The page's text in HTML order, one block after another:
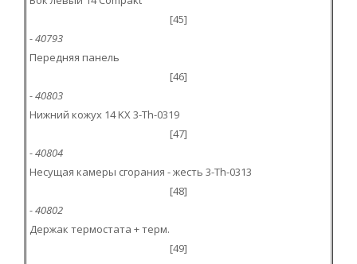
[45]
- 40793
Передняя панель
[46]
- 40803
Нижний кожух 14 KX 3-Th-0319
[47]
- 40804
Несущая камеры сгорания - жесть 3-Th-0313
[48]
- 40802
Держак термостата + терм.
[49]